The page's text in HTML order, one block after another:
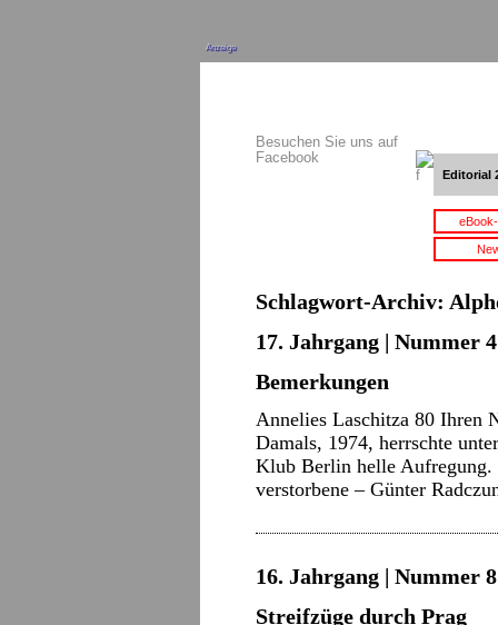
Anzeige
Besuchen Sie uns auf
Facebook
Editorial
Schlagwort-Archiv:
17. Jahrgang | Nummer
Bemerkungen
Annelies Laschitza 80 Ihren
Damals, 1974, herrschte
Klub Berlin helle Aufregung.
verstorbene – Günter
16. Jahrgang | Nummer
Streifzüge durch Prag